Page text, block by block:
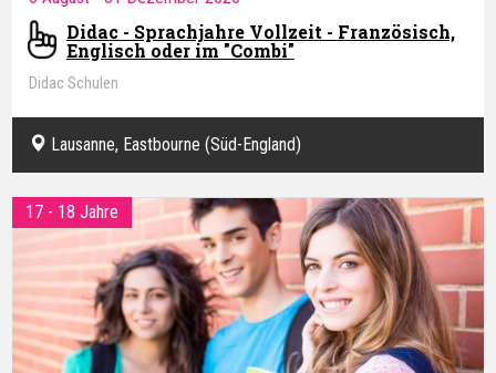
Didac - Sprachjahre Vollzeit - Französisch,
Englisch oder im "Combi"
Didac Schulen
Lausanne, Eastbourne (Süd-England)
17 - 18 Jahre